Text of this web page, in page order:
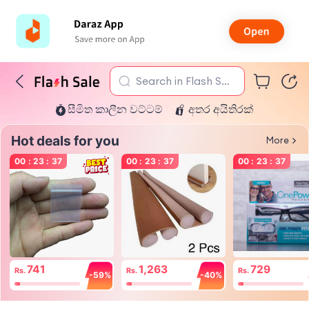
Search in Flash Sal
e
සීමිත කාලීන වට්ටම් අතර අයිතිරක්
Hot deals for you More
00 : 23 : 37
Rs.741 -59%
00 : 23 : 37
Rs.1,263 -40%
00 : 23 : 37
Rs.729